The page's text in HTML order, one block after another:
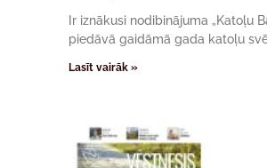
Ir iznākusi nodibinājuma „Katoļu
piedāvā gaidāmā gada katoļu
Lasīt vairāk »